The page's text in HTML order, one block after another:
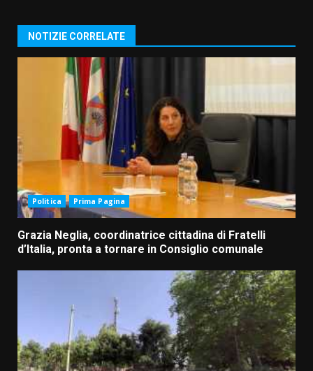
NOTIZIE CORRELATE
Politica Prima Pagina
Grazia Neglia, coordinatrice cittadina di Fratelli
d’Italia, pronta a tornare in Consiglio comunale